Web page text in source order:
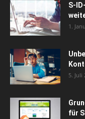
S-
1.
5. Juli
für